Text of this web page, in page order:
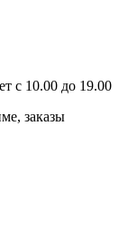
с 10.00 до 19.00
заказы